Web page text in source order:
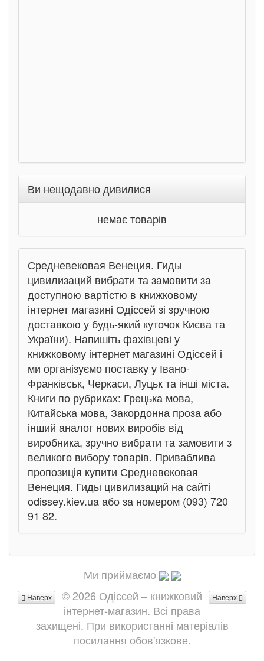
Ви нещодавно дивилися
немає товарів
Средневековая Венеция. Гиды
цивилизаций вибрати та замовити за
доступною вартістю в книжковому
інтернет магазині Одіссей зі зручною
доставкою у будь-який куточок Києва та
України). Напишіть фахівцеві у
книжковому інтернет магазині Одіссей і
ми організуємо поставку у Івано-
Франківськ, Черкаси, Луцьк та інші міста.
Книги по рубриках: Грецька мова,
Китайська мова, Закордонна проза або
інший аналог нових виробів від
виробника, зручно вибрати та замовити з
великого вибору товарів. Приваблива
пропозиція купити Средневековая
Венеция. Гиды цивилизаций на сайті
odissey.kiev.ua або за номером (093) 720
91 82.
Ми приймаємо
Наверх
Наверх
© 2026 Одіссей – книжковий
інтернет-магазин. Всі права
захищені. При використанні матеріалів
посилання обов'язкове.